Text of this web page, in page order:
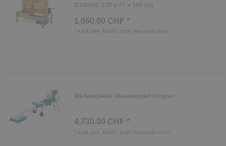
(LxBxH): 139 x 77 x 169 cm
1,050.00 CHF *
zzgl. ges. MwSt. zzgl. Versandkosten
Wellenspieler Wasserspiel Original
4,730.00 CHF *
zzgl. ges. MwSt. zzgl. Versandkosten